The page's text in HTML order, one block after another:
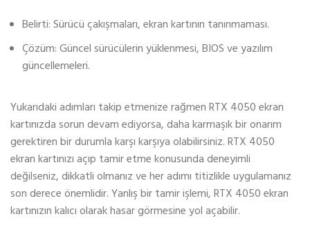
Belirti: Sürücü çakışmaları, ekran kartının tanınmaması.
Çözüm: Güncel sürücülerin yüklenmesi, BIOS ve yazılım
güncellemeleri.
Yukarıdaki adımları takip etmenize rağmen RTX 4050 ekran
kartınızda sorun devam ediyorsa, daha karmaşık bir onarım
gerektiren bir durumla karşı karşıya olabilirsiniz. RTX 4050
ekran kartınızı açıp tamir etme konusunda deneyimli
değilseniz, dikkatli olmanız ve her adımı titizlikle uygulamanız
son derece önemlidir. Yanlış bir tamir işlemi, RTX 4050 ekran
kartınızın kalıcı olarak hasar görmesine yol açabilir.